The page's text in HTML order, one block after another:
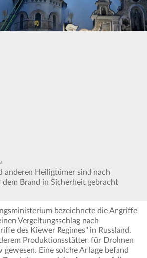
anderen Heiligtümer sind nach
dem Brand in Sicherheit gebracht
bezeichnete die Angriffe
Vergeltungsschlag nach
des Kiewer Regimes" in Russland.
Produktionsstätten für Drohnen
gewesen. Eine solche Anlage befand